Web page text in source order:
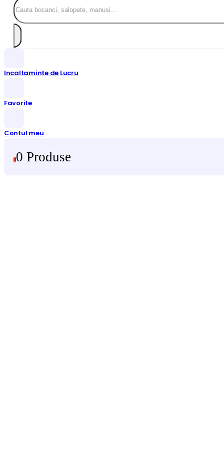
Incaltaminte de Lucru
Favorite
Contul meu
00 Produse